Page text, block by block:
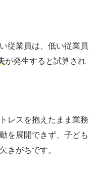
従業員は、低い従業員
が発生すると試算され
レスを抱えたまま業務
を展開できず、子ども
きがちです。